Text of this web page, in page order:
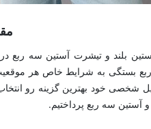
بلند و تیشرت آستین سه ربع در
بستگی به شرایط خاص هر
شخصی خود بهترین گزینه رو
آستین سه ربع پرداختیم.